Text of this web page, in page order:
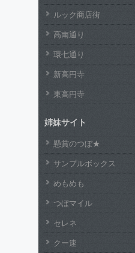
ルック商店街
高南通り
環七通り
新高円寺
東高円寺
姉妹サイト
懸賞のつぼ★
サンプルボックス
めもめも
つぼマイル
セレネ
クー速